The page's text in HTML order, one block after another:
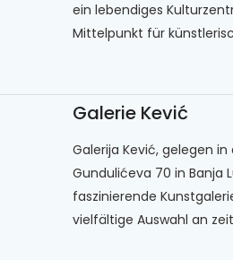
ein lebendiges
Mittelpunkt für
Galerie Kević
Galerija Kević, gelegen in
Gundulićeva 70 in Banja
faszinierende
vielfältige Auswahl an